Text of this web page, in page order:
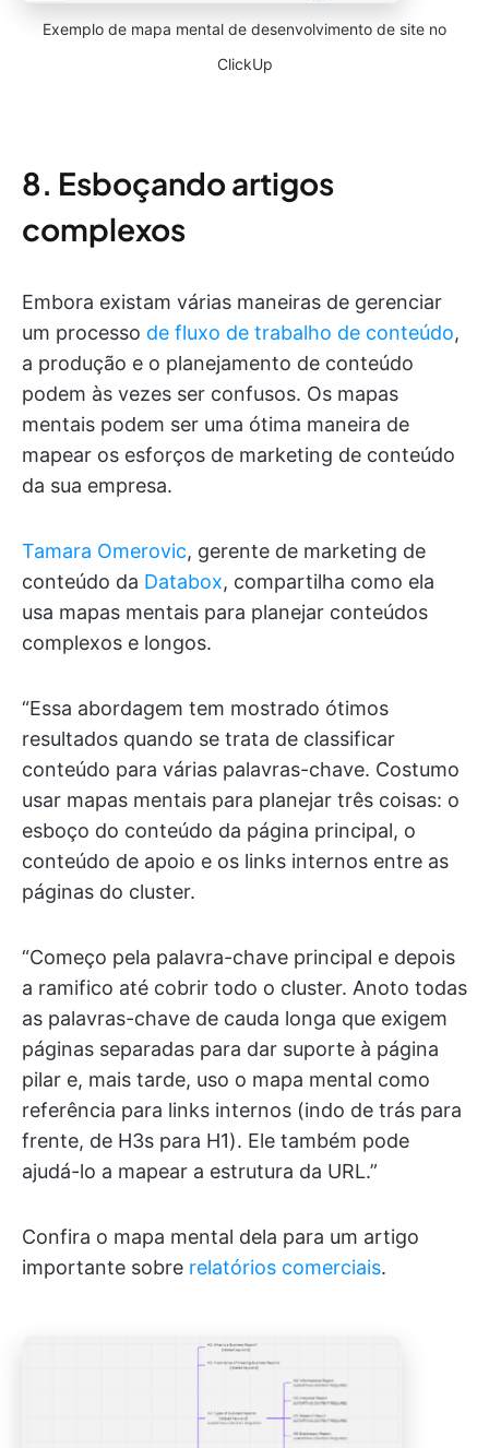
Exemplo de mapa mental de desenvolvimento de site no
ClickUp
8. Esboçando artigos
complexos
Embora existam várias maneiras de gerenciar
um processo de fluxo de trabalho de conteúdo,
a produção e o planejamento de conteúdo
podem às vezes ser confusos. Os mapas
mentais podem ser uma ótima maneira de
mapear os esforços de marketing de conteúdo
da sua empresa.
Tamara Omerovic, gerente de marketing de
conteúdo da Databox, compartilha como ela
usa mapas mentais para planejar conteúdos
complexos e longos.
“Essa abordagem tem mostrado ótimos
resultados quando se trata de classificar
conteúdo para várias palavras-chave. Costumo
usar mapas mentais para planejar três coisas: o
esboço do conteúdo da página principal, o
conteúdo de apoio e os links internos entre as
páginas do cluster.
“Começo pela palavra-chave principal e depois
a ramifico até cobrir todo o cluster. Anoto todas
as palavras-chave de cauda longa que exigem
páginas separadas para dar suporte à página
pilar e, mais tarde, uso o mapa mental como
referência para links internos (indo de trás para
frente, de H3s para H1). Ele também pode
ajudá-lo a mapear a estrutura da URL.”
Confira o mapa mental dela para um artigo
importante sobre relatórios comerciais.